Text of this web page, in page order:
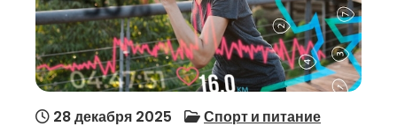
28 декабря 2025 Спорт и питание